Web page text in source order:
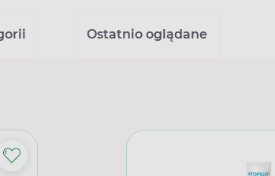
Ostatnio oglądane